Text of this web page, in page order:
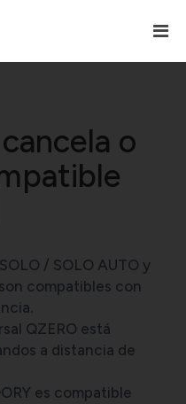
o
/ SOLO AUTO y
compatibles con
QZERO está
a distancia de
es compatible